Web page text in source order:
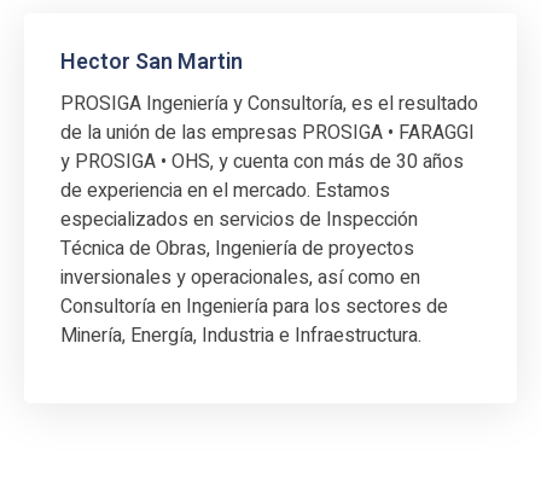
Hector San Martin
PROSIGA Ingeniería y Consultoría, es el resultado
de la unión de las empresas PROSIGA • FARAGGI
y PROSIGA • OHS, y cuenta con más de 30 años
de experiencia en el mercado. Estamos
especializados en servicios de Inspección
Técnica de Obras, Ingeniería de proyectos
inversionales y operacionales, así como en
Consultoría en Ingeniería para los sectores de
Minería, Energía, Industria e Infraestructura.